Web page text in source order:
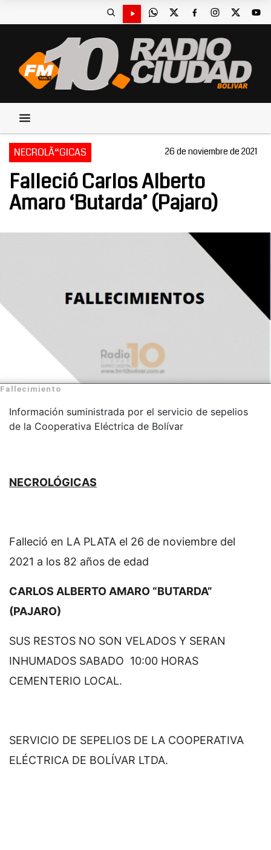
NECROLÃ“GICAS 26 de noviembre de 2021
Falleció Carlos Alberto
Amaro ‘Butarda’ (Pajaro)
Fallecimiento
Información suministrada por el servicio de sepelios
de la Cooperativa Eléctrica de Bolívar
NECROLÓGICAS
Falleció en LA PLATA el 26 de noviembre del
2021 a los 82 años de edad
CARLOS ALBERTO AMARO “BUTARDA”
(PAJARO)
SUS RESTOS NO SON VELADOS Y SERAN
INHUMADOS SABADO 10:00 HORAS
CEMENTERIO LOCAL.
SERVICIO DE SEPELIOS DE LA COOPERATIVA
ELÉCTRICA DE BOLÍVAR LTDA.